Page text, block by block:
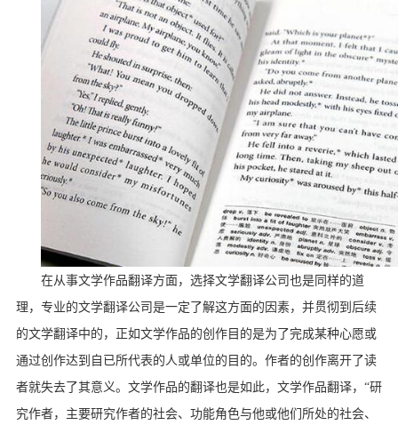
在从事文学作品翻译方面，选择文学翻译公司也是同样的道
理，专业的文学翻译公司是一定了解这方面的因素，并贯彻到后续
的文学翻译中的，正如文学作品的创作目的是为了完成某种心愿或
通过创作达到自已所代表的人或单位的目的。作者的创作离开了读
者就失去了其意义。文学作品的翻译也是如此，文学作品翻译，“研
究作者，主要研究作者的社会、功能角色与他或他们所处的社会、